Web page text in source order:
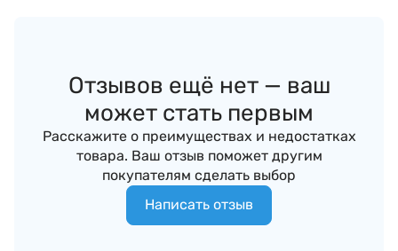
Отзывов ещё нет — ваш
может стать первым
Расскажите о преимуществах и недостатках
товара. Ваш отзыв поможет другим
покупателям сделать выбор
Написать отзыв